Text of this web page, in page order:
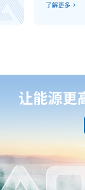
了解更多
让能源更